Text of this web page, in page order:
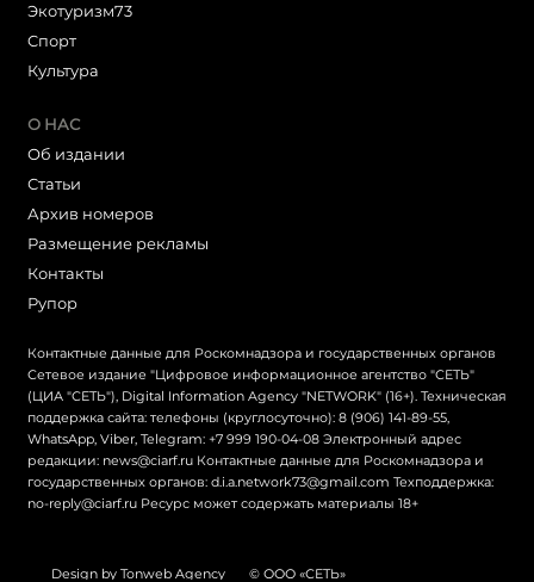
Экотуризм73
Cпорт
Культура
О НАС
Об издании
Статьи
Архив номеров
Размещение рекламы
Контакты
Рупор
Контактные данные для Роскомнадзора и государственных органов
Сетевое издание "Цифровое информационное агентство "СЕТЬ"
(ЦИА "СЕТЬ"), Digital Information Agency "NETWORK" (16+). Техническая
поддержка сайта: телефоны (круглосуточно): 8 (906) 141-89-55,
WhatsApp, Viber, Telegram: +7 999 190-04-08 Электронный адрес
редакции: news@ciarf.ru Контактные данные для Роскомнадзора и
государственных органов: d.i.a.network73@gmail.com Техподдержка:
no-reply@ciarf.ru Ресурс может содержать материалы 18+
Design by Tonweb Agency © ООО «СЕТЬ»